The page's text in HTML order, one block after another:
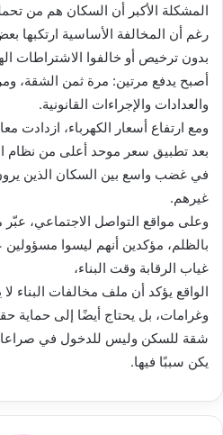
ر
و
ن
المشكلة الأكبر أن السكان هم من
رغم أن المخالفة الأساسية ارتكبها
بدون ترخيص أو خالفوا الاشتراطات
أصبح يدفع مرتين: مرة ثمن الشقة،
والعدادات والإجراءات القانونية.
ومع ارتفاع أسعار الكهرباء، ازدادت
بعد تطبيق سعر موحد أعلى من نظام
في غضب واسع بين السكان الذين
غيرهم.
وعلى مواقع التواصل الاجتماعي،
بالظلم، مؤكدين أنهم ليسوا
غياب الرقابة وقت البناء،
الواقع يؤكد أن ملف مخالفات البناء
وغرامات، بل يحتاج أيضًا إلى حماية
شقة للسكن وليس للدخول في
يكن سببًا فيها.